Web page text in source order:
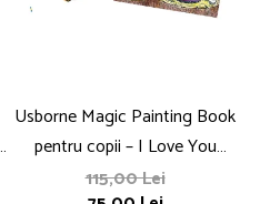
Usborne Magic Painting Book
pentru copii – I Love You
Bunny / Easter Magic
115,00 Lei